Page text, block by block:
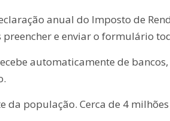
anual do Imposto de
e enviar o formulário
automaticamente de
da população. Cerca de 4